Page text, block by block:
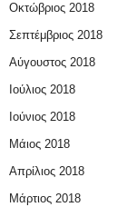
Οκτώβριος 2018
Σεπτέμβριος 2018
Αύγουστος 2018
Ιούλιος 2018
Ιούνιος 2018
Μάιος 2018
Απρίλιος 2018
Μάρτιος 2018